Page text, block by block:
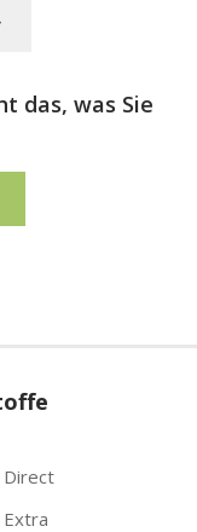
das, was Sie